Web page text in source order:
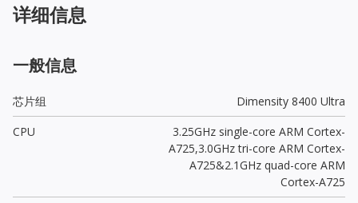
详细信息
一般信息
芯片组
Dimensity 8400 Ultra
CPU
3.25GHz single-core ARM Cortex-
A725,3.0GHz tri-core ARM Cortex-
A725&2.1GHz quad-core ARM
Cortex-A725